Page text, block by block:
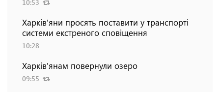
10:53
Харків'яни просять поставити у транспорті
системи екстреного сповіщення
10:28
Харків'янам повернули озеро
09:55